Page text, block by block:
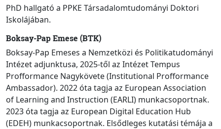
PhD hallgató a PPKE Társadalomtudományi Doktori
Iskolájában.
Boksay-Pap Emese (BTK)
Boksay-Pap Emeses a Nemzetközi és Politikatudományi
Intézet adjunktusa, 2025-től az Intézet Tempus
Profformance Nagykövete (Institutional Profformance
Ambassador). 2022 óta tagja az European Association
of Learning and Instruction (EARLI) munkacsoportnak.
2023 óta tagja az European Digital Education Hub
(EDEH) munkacsoportnak. Elsődleges kutatási témája a